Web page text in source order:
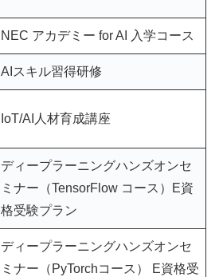
NEC アカデミー for AI 入学コース
AIスキル習得研修
IoT/AI人材育成講座
ディープラーニングハンズオンセ
ミナー（TensorFlow コース）E資
格受験プラン
ディープラーニングハンズオンセ
ミナー（PyTorchコース） E資格受